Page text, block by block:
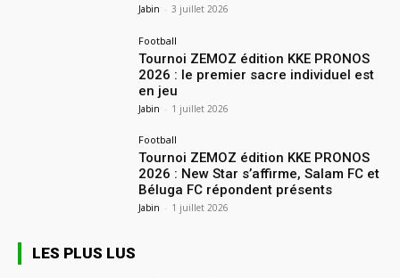
Jabin - 3 juillet 2026
Football
Tournoi ZEMOZ édition KKE PRONOS
2026 : le premier sacre individuel est
en jeu
Jabin - 1 juillet 2026
Football
Tournoi ZEMOZ édition KKE PRONOS
2026 : New Star s’affirme, Salam FC et
Béluga FC répondent présents
Jabin - 1 juillet 2026
LES PLUS LUS